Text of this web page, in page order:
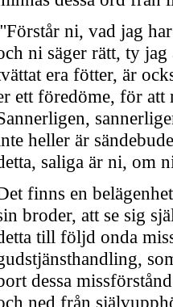
ni, vad jag
ni säger rätt, ty
era fötter, är
ett föredöme, för att
heller är
saliga är ni, om
finns en
broder, att se sig
till följd onda
dessa
ned från